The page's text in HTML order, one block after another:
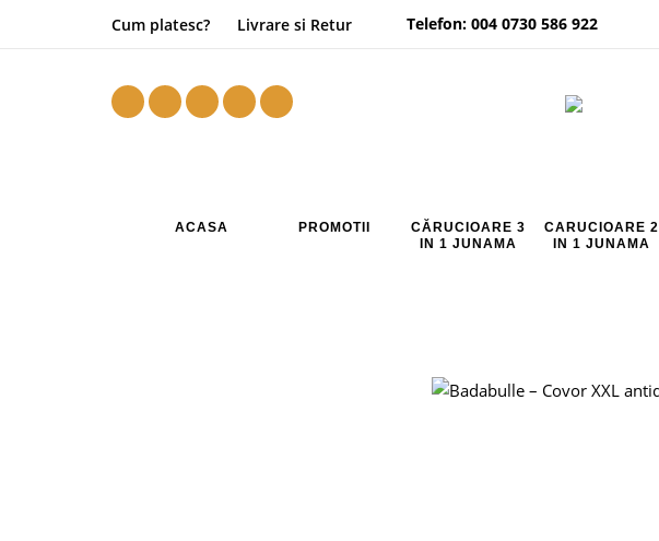
Cum platesc? Livrare si Retur Telefon: 004 0730 586 922
ACASA PROMOTII
CĂRUCIOARE 3
IN 1 JUNAMA
CARUCIOARE 2
IN 1 JUNAMA